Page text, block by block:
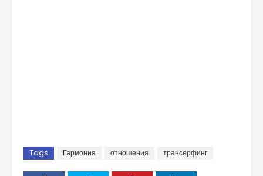
Tags Гармония отношения трансерфинг